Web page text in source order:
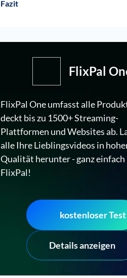
Fazit
FlixPal
FlixPal One umfasst alle
deckt bis zu 1500+ Streaming-
Plattformen und Websites ab.
alle Ihre Lieblingsvideos in
Qualität herunter - ganz
FlixPal!
kostenloser Test
Details anzeigen